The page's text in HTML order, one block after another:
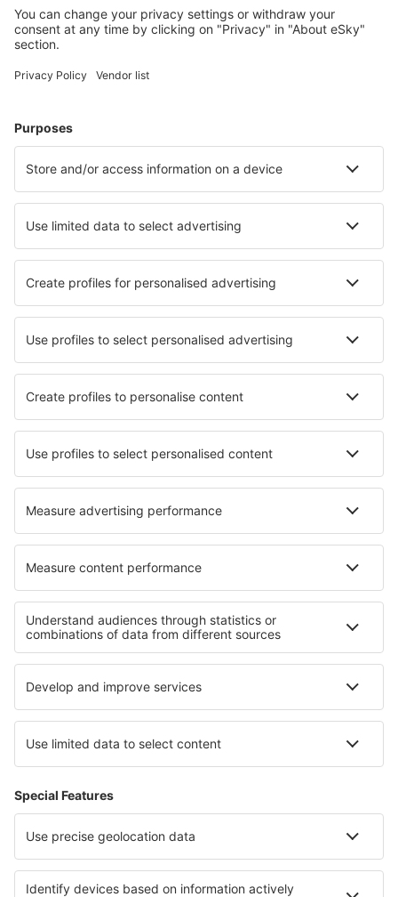
Naplánujte si cestu
Letenky
Ubytování
Let+Hotel
Hotely
Transfery
Sportovní události
Přečtěte si více
Garance nejnižší ceny
Mobilní aplikace
Letecké společnosti
Ryanair
Wizz Air
easyJet
Lufthansa
KLM
O eSky
Všeobecné podmínky
Moje rezervace
Politika ochrany soukromí
Podpora a kontakt
Země
Mezinárodní web-stránky
eSky.eu eSky.com eDestinos.com